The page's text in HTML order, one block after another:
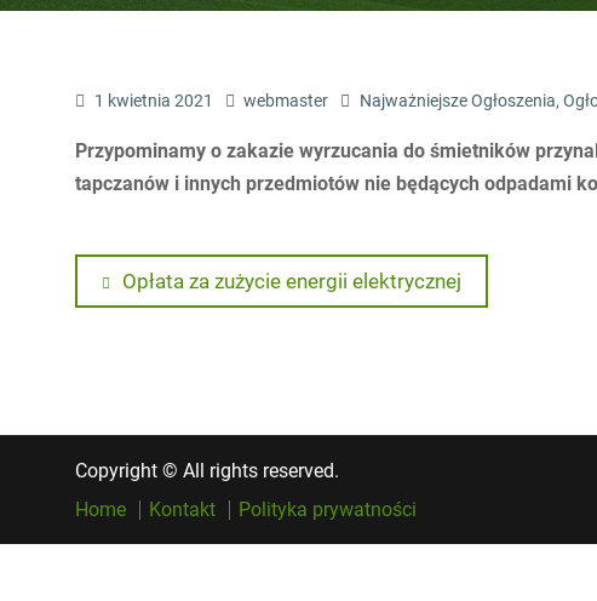
1 kwietnia 2021 webmaster Najważniejsze Ogłoszenia,
Przypominamy o zakazie wyrzucania do śmietników
tapczanów i innych przedmiotów nie będących odpadami
Nawigacja
Previous
post:
Opłata za zużycie energii elektrycznej
Copyright © All rights reserved.
Home
Kontakt Polityka prywatności